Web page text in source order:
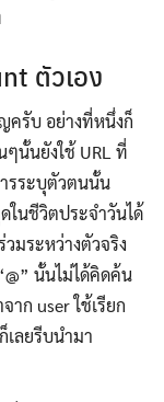
ตัวเอง
ครับ อย่างที่หนึ่งก็
นั้นยังใช้ URL ที่
รระบุตัวตนนั้น
ในชีวิตประจำวันได้
มระหว่างตัวจริง
นั้นไม่ได้คิดค้น
ก user ใช้เรียก
เลยรีบนำมา